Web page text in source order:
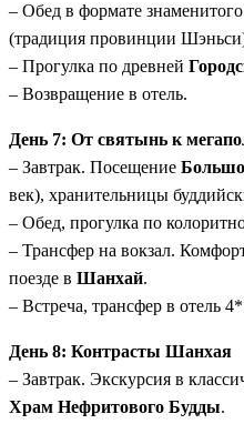
– Обед в формате знаменитого
(традиция провинции
– Прогулка по древней
– Возвращение в отель.
День 7: От святынь к
– Завтрак. Посещение
век), хранительницы
– Обед, прогулка по
– Трансфер на вокзал.
поезде в Шанхай.
– Встреча, трансфер в отель
День 8: Контрасты Шанхая
– Завтрак. Экскурсия в
Храм Нефритового Будды.